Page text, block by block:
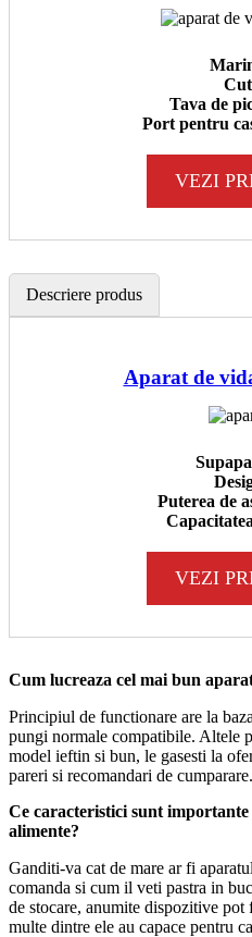
Tava de
Port pentru
VEZI
Descriere produs
Aparat de
Puterea de
VEZI
Cum lucreaza cel mai bun
Principiul de functionare are la
pungi normale compatibile. Altele
model ieftin si bun, le gasesti la
pareri si recomandari de cumparare.
Ce caracteristici sunt
alimente?
Ganditi-va cat de mare ar fi
comanda si cum il veti pastra in
de stocare, anumite dispozitive pot
multe dintre ele au capace pentru